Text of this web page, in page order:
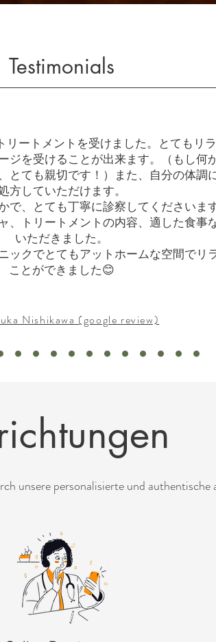
Testimonials
リートメントを受けました。とてもリ
ジを受けることが出来ます。（もし何
とても親切です！）また、自分の体調
方していただけます。
で、とても丁寧に診察してくださいま
、トリートメントの内容、適した食事
いただきました。
ックでとてもアットホームな空間でリ
ことができました😊
Nishikawa (google review)
unsere personalisierte und authentische